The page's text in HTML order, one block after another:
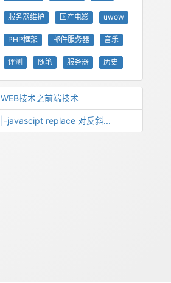
服务器维护 国产电影 uwow
PHP框架 邮件服务器 音乐
评测 随笔 服务器 历史
WEB技术之前端技术
|-javascipt replace 对反斜...